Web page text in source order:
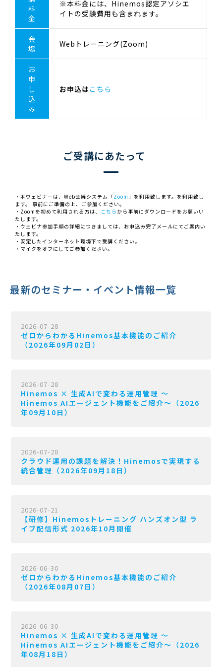
料
金
※本料金には、Hinemos認定アソシエ
イトの受験費用も含まれます。
会
場
Webトレーニング(Zoom)
お
申
し
込
み
お申込はこちら
ご受講にあたって
・本ウェビナーは、Web会議システム「Zoom 」を利用致します。を利用致し
ます。 事前にご準備の上、ご参加ください。
・Zoomを初めて利用される方は、 こちらから事前にダウンロードをお願いい
たします。
・ウェビナ参加手順の詳細につきましては、お申込み完了メールにてご案内い
たします。
・安定したインターネット環境下で受講ください。
・マイクをオフにしてご参加ください。
最新のセミナー・イベント情報一覧
2026-07-28
ゼロからわかるHinemos基本機能のご紹介
（2026年09月02日）
2026-07-28
Hinemos × 生成AIで変わる運用管理 〜
Hinemos AIエージェント機能をご紹介〜（2026
年09月10日）
2026-07-28
クラウド運用の課題を解決！Hinemosで実現する
統合管理（2026年09月18日）
2026-07-21
【研修】Hinemosトレーニング ハンズオン型 ラ
イブ配信形式 2026年10月開催
2026-06-30
ゼロからわかるHinemos基本機能のご紹介
（2026年08月07日）
2026-06-30
Hinemos × 生成AIで変わる運用管理 〜
Hinemos AIエージェント機能をご紹介〜（2026
年08月18日）